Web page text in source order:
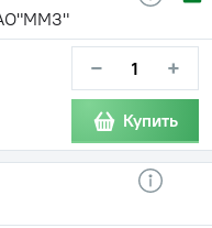
− +
Купить